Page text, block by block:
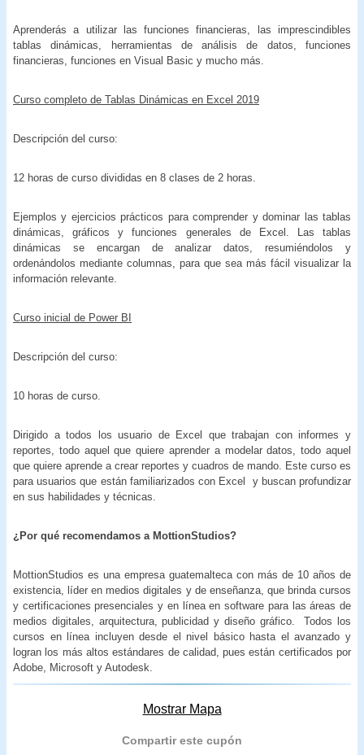
Aprenderás a utilizar las funciones financieras, las imprescindibles
tablas dinámicas, herramientas de análisis de datos, funciones
financieras, funciones en Visual Basic y mucho más.
Curso completo de Tablas Dinámicas en Excel 2019
Descripción del curso:
12 horas de curso divididas en 8 clases de 2 horas.
Ejemplos y ejercicios prácticos para comprender y dominar las tablas
dinámicas, gráficos y funciones generales de Excel. Las tablas
dinámicas se encargan de analizar datos, resumiéndolos y
ordenándolos mediante columnas, para que sea más fácil visualizar la
información relevante.
Curso inicial de Power BI
Descripción del curso:
10 horas de curso.
Dirigido a todos los usuario de Excel que trabajan con informes y
reportes, todo aquel que quiere aprender a modelar datos, todo aquel
que quiere aprende a crear reportes y cuadros de mando. Este curso es
para usuarios que están familiarizados con Excel y buscan profundizar
en sus habilidades y técnicas.
¿Por qué recomendamos a MottionStudios?
MottionStudios es una empresa guatemalteca con más de 10 años de
existencia, líder en medios digitales y de enseñanza, que brinda cursos
y certificaciones presenciales y en línea en software para las áreas de
medios digitales, arquitectura, publicidad y diseño gráfico. Todos los
cursos en línea incluyen desde el nivel básico hasta el avanzado y
logran los más altos estándares de calidad, pues están certificados por
Adobe, Microsoft y Autodesk.
Mostrar Mapa
Compartir este cupón